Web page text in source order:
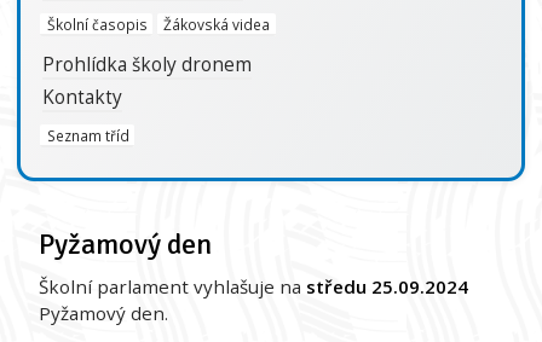
Školní časopis Žákovská videa
Prohlídka školy dronem
Kontakty
Seznam tříd
Pyžamový den
Školní parlament vyhlašuje na středu 25.09.2024
Pyžamový den.